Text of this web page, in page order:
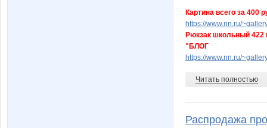
Картина всего за 400
https://www.nn.ru/
Рюкзак школьный 422
"БЛОГ
https://www.nn.ru/
Читать полностью
Распродажа